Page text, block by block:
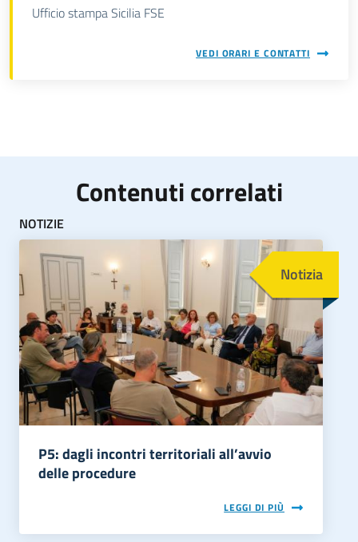
Ufficio stampa Sicilia FSE
VEDI ORARI E CONTATTI
Contenuti correlati
NOTIZIE
Immagine
Notizia
P5: dagli incontri territoriali all’avvio
delle procedure
LEGGI DI PIÙ